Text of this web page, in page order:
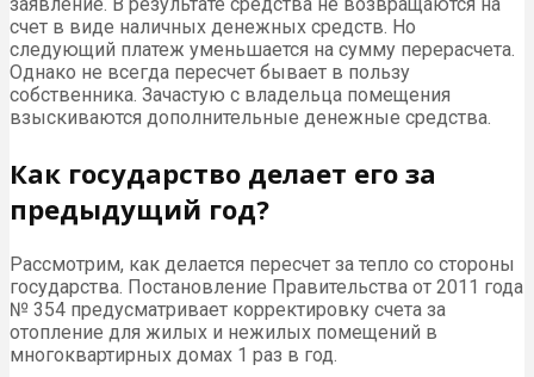
счет в виде наличных денежных средств. Но
следующий платеж уменьшается на сумму перерасчета.
Однако не всегда пересчет бывает в пользу
собственника. Зачастую с владельца помещения
взыскиваются дополнительные денежные средства.
Как государство делает его за
предыдущий год?
Рассмотрим, как делается пересчет за тепло со стороны
государства. Постановление Правительства от 2011 года
№ 354 предусматривает корректировку счета за
отопление для жилых и нежилых помещений в
многоквартирных домах 1 раз в год.